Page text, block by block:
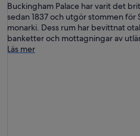
Buckingham Palace har varit det
sedan 1837 och utgör stommen
monarki. Dess rum har bevittnat
banketter och mottagningar av
Läs mer